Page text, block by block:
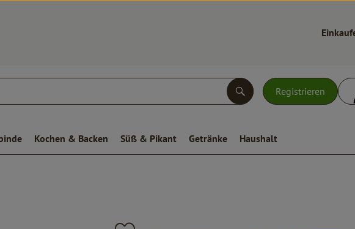
Registrieren
Suchen
Kochen & Backen Süß & Pikant Getränke Haushalt